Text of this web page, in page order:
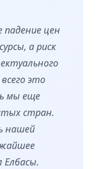
падение цен
а риск
это
мы еще
стран.
нашей
Елбасы.